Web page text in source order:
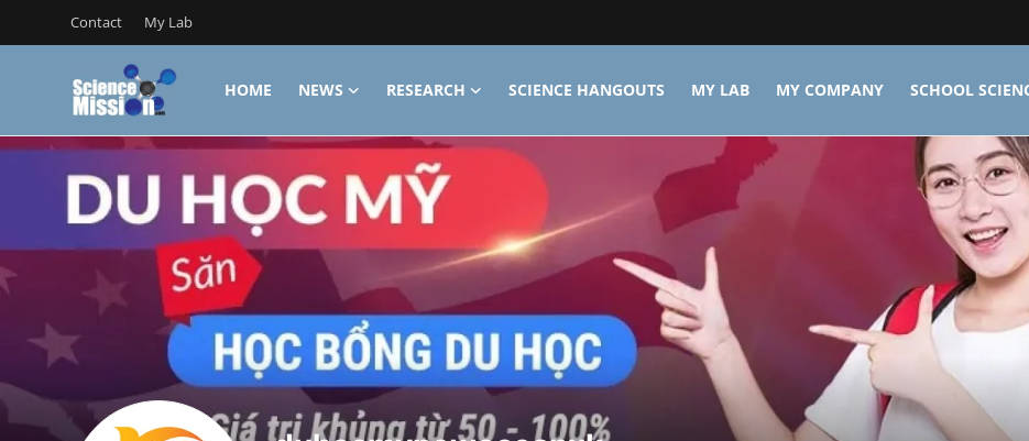
Contact My Lab
HOME NEWS RESEARCH SCIENCE HANGOUTS MY LAB MY COMPANY SCHOOL
Login
Contact
News
Science Hangouts